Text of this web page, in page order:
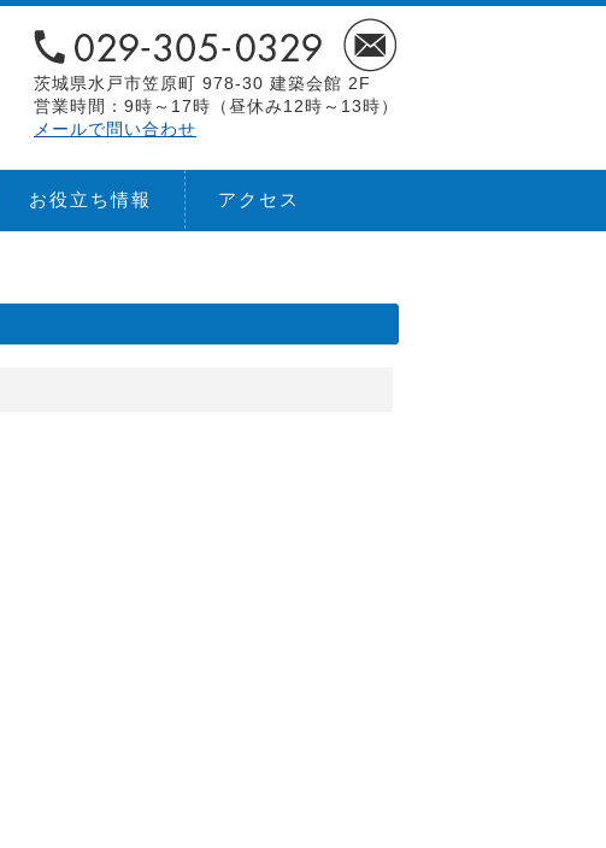
茨城県水戸市笠原町 978-30 建築会館 2F
営業時間：9時～17時（昼休み12時～13時）
メールで問い合わせ
お役立ち情報 アクセス